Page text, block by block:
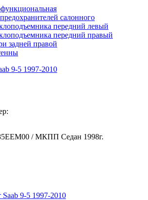
салонного
передний левый
передний правый
задней правой
9-5 1997-2010
/ МКПП Седан 1998г.
9-5 1997-2010